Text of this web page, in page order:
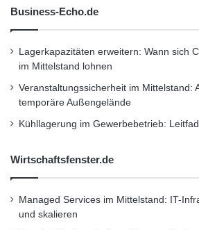
Business-Echo.de
Lagerkapazitäten erweitern: Wann sich
im Mittelstand lohnen
Veranstaltungssicherheit im Mittelstand:
temporäre Außengelände
Kühllagerung im Gewerbebetrieb:
Wirtschaftsfenster.de
Managed Services im Mittelstand: IT-
und skalieren